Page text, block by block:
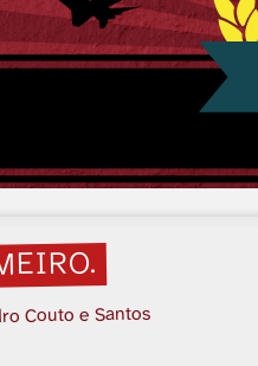
Couto e Santos